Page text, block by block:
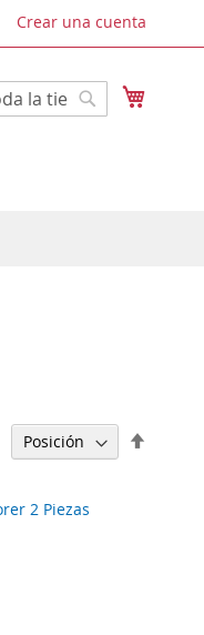
Crear una cuenta